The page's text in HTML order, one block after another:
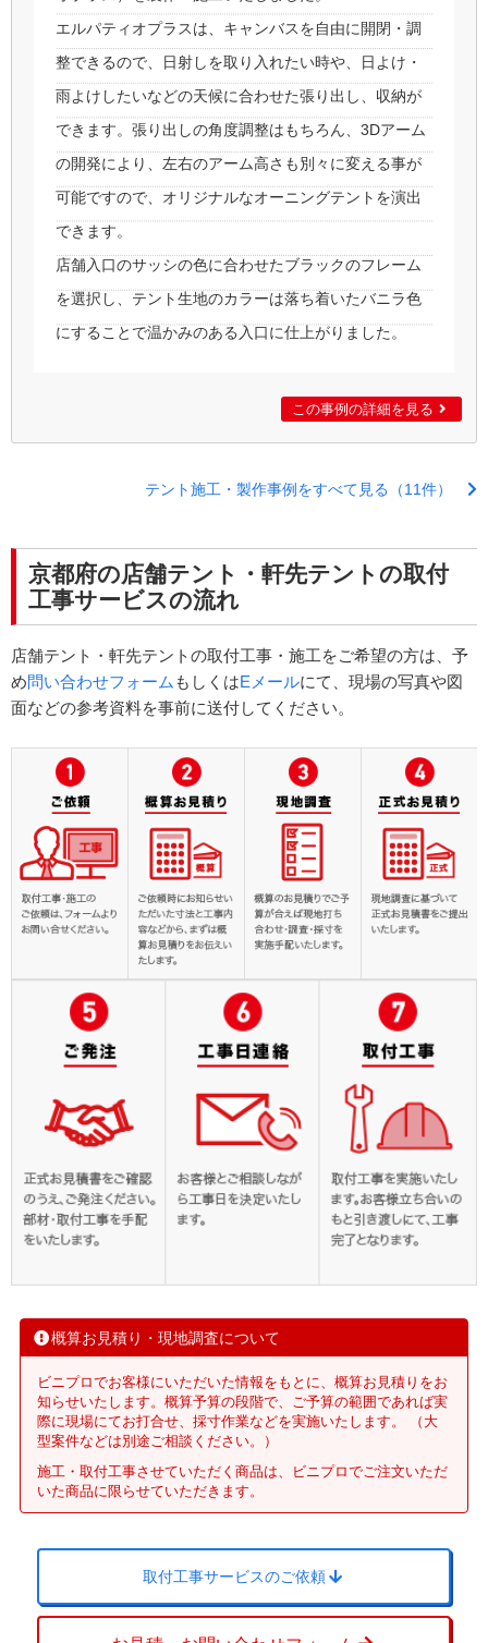
この事例の詳細を見る
エルパティオプラスは、キャンバスを自由に開閉・調
整できるので、日射しを取り入れたい時や、日よけ・
雨よけしたいなどの天候に合わせた張り出し、収納が
できます。張り出しの角度調整はもちろん、3Dアーム
の開発により、左右のアーム高さも別々に変える事が
可能ですので、オリジナルなオーニングテントを演出
できます。
店舗入口のサッシの色に合わせたブラックのフレーム
を選択し、テント生地のカラーは落ち着いたバニラ色
にすることで温かみのある入口に仕上がりました。
テント施工・製作事例をすべて見る（11件）
京都府の店舗テント・軒先テントの取付
工事サービスの流れ
店舗テント・軒先テントの取付工事・施工をご希望の方は、予
め問い合わせフォーム もしくはEメールにて、現場の写真や図
面などの参考資料を事前に送付してください。
概算お見積り・現地調査について
ビニプロでお客様にいただいた情報をもとに、概算お見積りをお
知らせいたします。概算予算の段階で、ご予算の範囲であれば実
際に現場にてお打合せ、採寸作業などを実施いたします。 （大
型案件などは別途ご相談ください。）
施工・取付工事させていただく商品は、ビニプロでご注文いただ
いた商品に限らせていただきます。
取付工事サービスのご依頼